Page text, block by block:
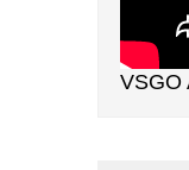
VSGO